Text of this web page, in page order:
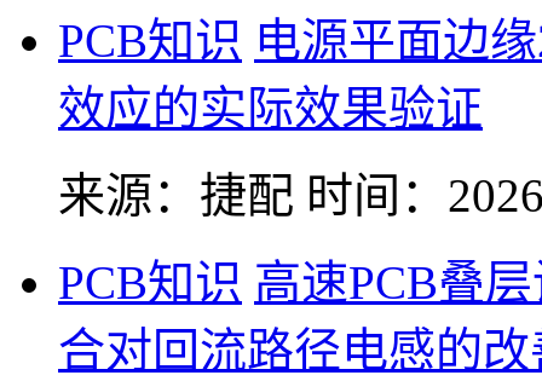
PCB知识 电源平面边
效应的实际效果验证
来源：捷配 时间：
PCB知识 高速PCB叠
合对回流路径电感的改